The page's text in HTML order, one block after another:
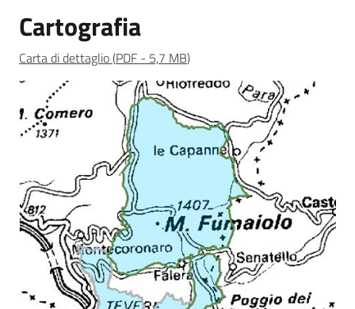
Cartografia
Carta di dettaglio(PDF - 5,7 MB)